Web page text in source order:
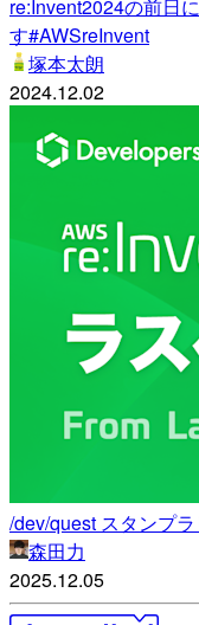
re:Invent2024の前日
す#AWSreInvent
塚本太朗
2024.12.02
/dev/quest スタンプ
森田力
2025.12.05